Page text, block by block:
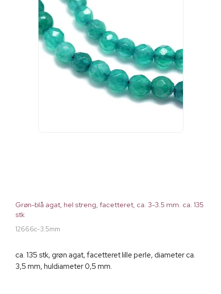
Grøn-blå agat, hel streng, facetteret, ca. 3-3.5 mm. ca. 135
stk
12666c-3.5mm
ca. 135 stk, grøn agat, facetteret lille perle, diameter ca.
3,5 mm, huldiameter 0,5 mm.